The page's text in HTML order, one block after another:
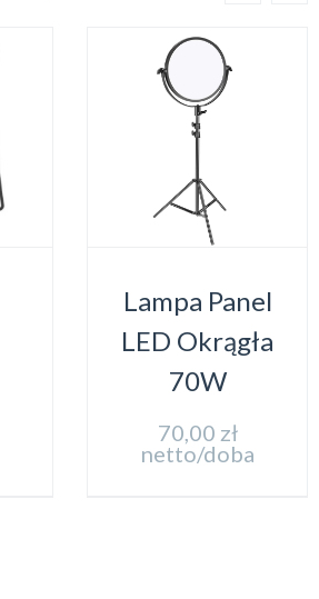
Lampa Panel
LED Okrągła
70W
70,00 zł
netto/doba